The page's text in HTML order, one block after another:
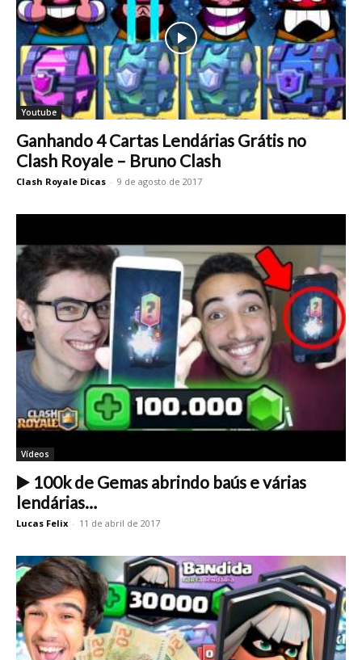
Youtube
Ganhando 4 Cartas Lendárias Grátis no
Clash Royale – Bruno Clash
Clash Royale Dicas - 9 de agosto de 2017
Vídeos
▶️ 100k de Gemas abrindo baús e várias
lendárias…
Lucas Felix - 11 de abril de 2017